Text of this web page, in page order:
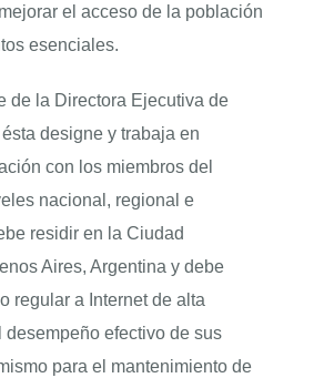
el acceso de la población
esenciales.
de la Directora Ejecutiva de
designe y trabaja en
con los miembros del
nacional, regional e
residir en la Ciudad
Aires, Argentina y debe
regular a Internet de alta
efectivo de sus
para el mantenimiento de